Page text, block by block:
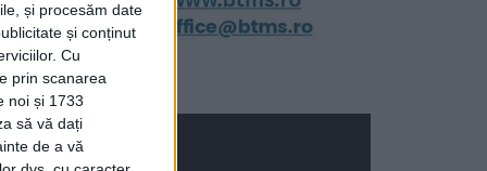
și procesăm date
și conținut
Cu
prin scanarea
noi și 1733
să vă dați
de a vă